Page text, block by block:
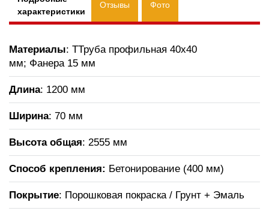
характеристики
Отзывы Фото
Материалы: ТТруба профильная 40х40
мм; Фанера 15 мм
Длина: 1200 мм
Ширина: 70 мм
Высота общая: 2555 мм
Способ крепления: Бетонирование (400 мм)
Покрытие: Порошковая покраска / Грунт + Эмаль